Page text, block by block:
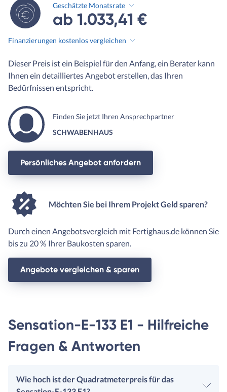
Geschätzte Monatsrate
ab 1.033,41 €
Finanzierungen kostenlos vergleichen
Dieser Preis ist ein Beispiel für den Anfang, ein Berater kann
Ihnen ein detailliertes Angebot erstellen, das Ihren
Bedürfnissen entspricht.
Finden Sie jetzt Ihren Ansprechpartner
SCHWABENHAUS
Persönliches Angebot anfordern
Möchten Sie bei Ihrem Projekt Geld sparen?
Durch einen Angebotsvergleich mit Fertighaus.de können Sie
bis zu 20 % Ihrer Baukosten sparen.
Angebote vergleichen & sparen
Sensation-E-133 E1 - Hilfreiche
Fragen & Antworten
Wie hoch ist der Quadratmeterpreis für das